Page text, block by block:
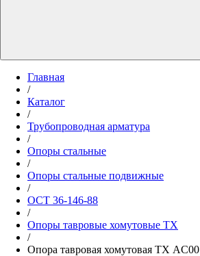
Главная
/
Каталог
/
Трубопроводная арматура
/
Опоры стальные
/
Опоры стальные подвижные
/
ОСТ 36-146-88
/
Опоры тавровые хомутовые ТХ
/
Опора тавровая хомутовая ТХ AC00